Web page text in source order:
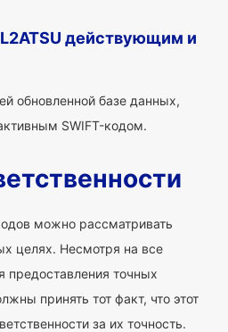
действующим и
обновленной базе данных,
SWIFT-кодом.
можно рассматривать
целях. Несмотря на все
предоставления точных
принять тот факт, что этот
за их точность.